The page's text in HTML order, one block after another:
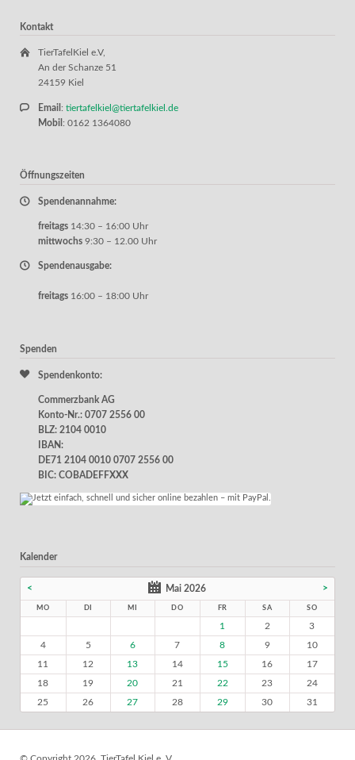
Kontakt
TierTafelKiel e.V,
An der Schanze 51
24159 Kiel
Email : tiertafelkiel@tiertafelkiel.de
Mobil : 0162 1364080
Öffnungszeiten
Spendenannahme:
freitags 14:30 – 16:00 Uhr
mittwochs 9:30 – 12.00 Uhr
Spendenausgabe:
freitags 16:00 – 18:00 Uhr
Spenden
Spendenkonto:
Commerzbank AG
Konto-Nr.: 0707 2556 00
BLZ: 2104 0010
IBAN:
DE71 2104 0010 0707 2556 00
BIC: COBADEFFXXX
Kalender
< Mai 2026 >
MO DI MI DO FR SA SO
1 2
3
4
5 6 7 8 9
10
11
12 13 14 15 16
17
18
19 20 21 22 23
24
25
26 27 28 29 30 31
© Copyright 2026. TierTafel Kiel e. V.